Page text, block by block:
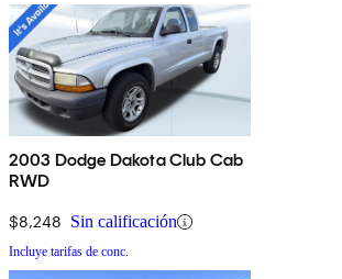
2003 Dodge Dakota Club Cab
RWD
$8,248 Sin calificación
Incluye tarifas de conc.